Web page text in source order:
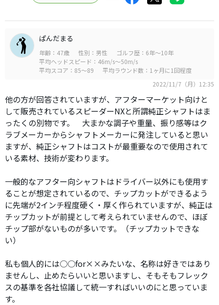
ぱんだまる
年齢：47歳 性別：男性
ゴルフ歴：6年～10年
平均ヘッドスピード：46m/s～50m/s
平均スコア：85～89
平均ラウンド数：1ヶ月に1回程度
2022/11/7（月）12:35
他の方が回答されていますが、アフターマーケット向けと
して販売されているスピーダーNXと所謂純正シャフトはま
ったくの別物です。 大まかな調子や重量、振り感等はク
ラブメーカーからシャフトメーカーに発注していると思い
ますが、純正シャフトはコストが最重要なので使用されて
いる素材、技術が変わります。
一般的なアフター向シャフトはドライバー以外にも使用す
ることが想定されているので、チップカットができるよう
に先端が2インチ程度硬く・厚く作られていますが、純正は
チップカットが前提として考えられていませんので、ほぼ
チップ部がないものが多いです。（チップカットできな
い）
私も個人的には○○for××みたいな、名称は好きではあり
ませんし、止めたらいいと思いますし、そもそもフレック
スの基準を各社協議して統一すればいいのにと思っていま
す。